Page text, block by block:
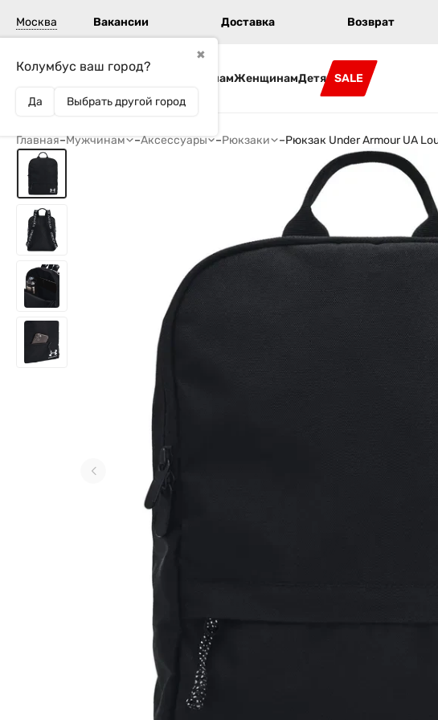
Москва
✖
Колумбус ваш город?
Да Выбрать другой город
Вакансии Доставка Возврат
МужчинамЖенщинамДетям SALE
Главная–Мужчинам –Аксессуары –Рюкзаки –Рюкзак Under Armour UA